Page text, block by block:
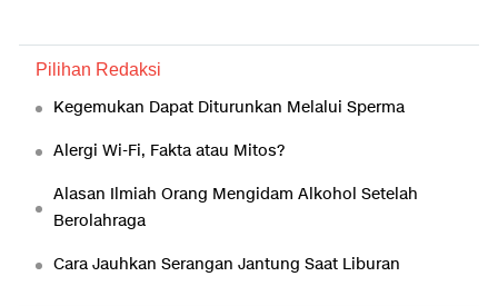
Pilihan Redaksi
Kegemukan Dapat Diturunkan Melalui Sperma
Alergi Wi-Fi, Fakta atau Mitos?
Alasan Ilmiah Orang Mengidam Alkohol Setelah
Berolahraga
Cara Jauhkan Serangan Jantung Saat Liburan